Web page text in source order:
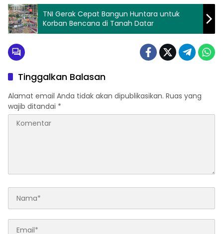
TNI Gerak Cepat Bangun Huntara untuk
Korban Bencana di Tanah Datar
Tinggalkan Balasan
Alamat email Anda tidak akan dipublikasikan. Ruas yang
wajib ditandai *